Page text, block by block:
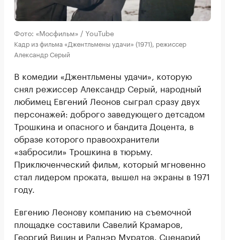
Фото: «Мосфильм» / YouTube
Кадр из фильма «Джентльмены удачи» (1971), режиссер
Александр Серый
В комедии «Джентльмены удачи», которую
снял режиссер Александр Серый, народный
любимец Евгений Леонов сыграл сразу двух
персонажей: доброго заведующего детсадом
Трошкина и опасного и бандита Доцента, в
образе которого правоохранители
«забросили» Трошкина в тюрьму.
Приключенческий фильм, который мгновенно
стал лидером проката, вышел на экраны в 1971
году.
Евгению Леонову компанию на съемочной
площадке составили Савелий Крамаров,
Георгий Вицин и Раднэр Муратов. Сценарий